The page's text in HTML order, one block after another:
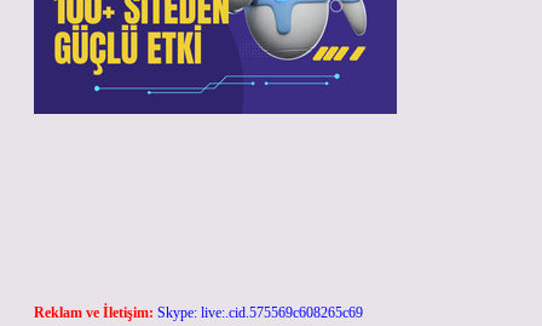
Reklam ve İletişim: Skype: live:.cid.575569c608265c69